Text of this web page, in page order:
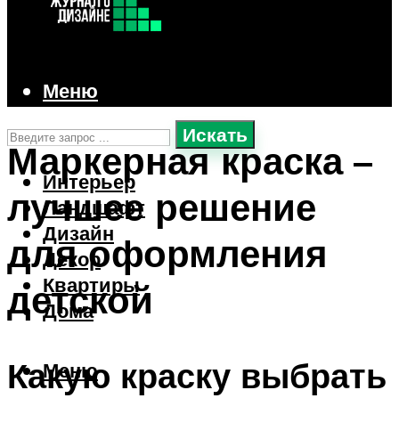
Искать
Интерьер
Ландшафт
Дизайн
Декор
Квартиры
Дома
Меню
Меню
Маркерная краска –
лучшее решение
для оформления
детской
Какую краску выбрать